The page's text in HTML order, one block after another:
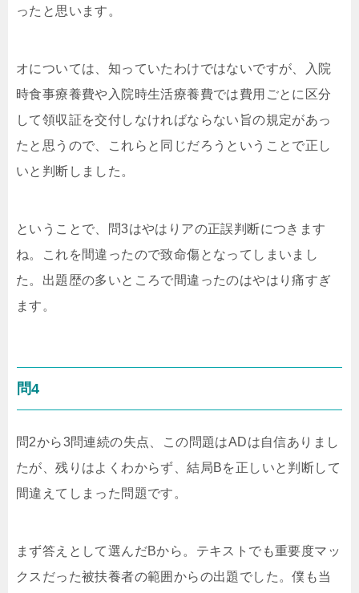
ったと思います。
オについては、知っていたわけではないですが、入院
時食事療養費や入院時生活療養費では費用ごとに区分
して領収証を交付しなければならない旨の規定があっ
たと思うので、これらと同じだろうということで正し
いと判断しました。
ということで、問3はやはりアの正誤判断につきます
ね。これを間違ったので致命傷となってしまいまし
た。出題歴の多いところで間違ったのはやはり痛すぎ
ます。
問4
問2から3問連続の失点、この問題はADは自信ありまし
たが、残りはよくわからず、結局Bを正しいと判断して
間違えてしまった問題です。
まず答えとして選んだBから。テキストでも重要度マッ
クスだった被扶養者の範囲からの出題でした。僕も当